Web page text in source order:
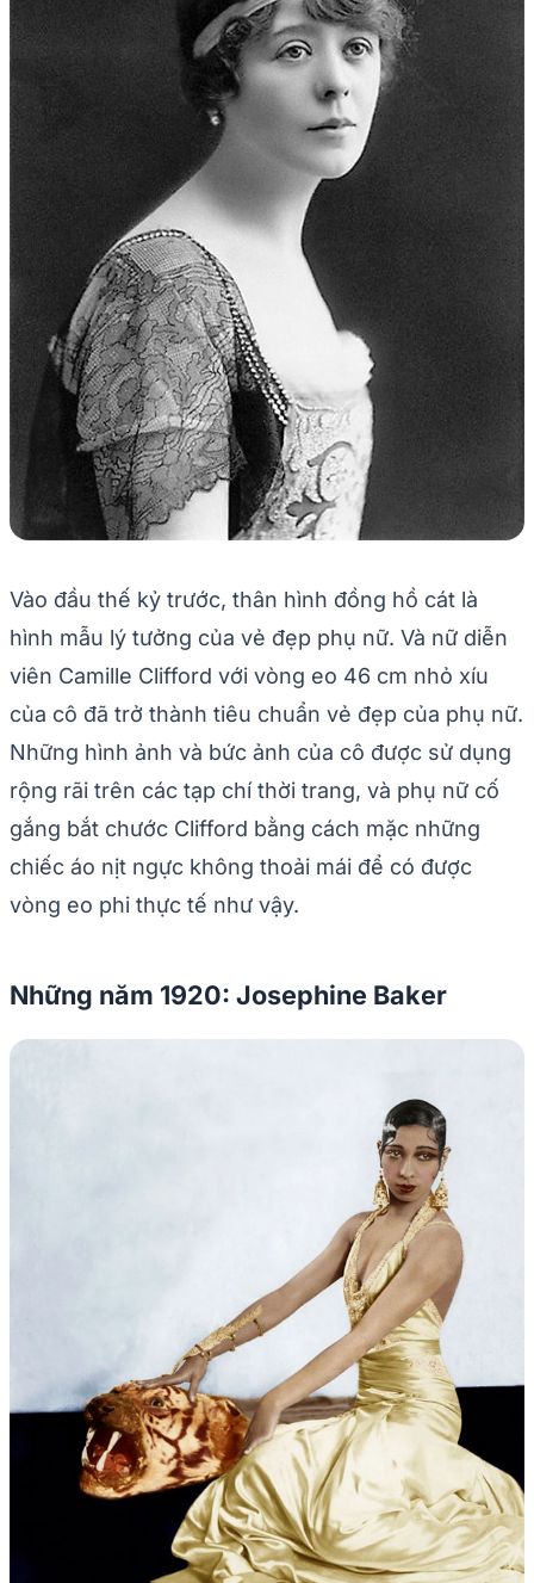
Vào đầu thế kỷ trước, thân hình đồng hồ cát là
hình mẫu lý tưởng của vẻ đẹp phụ nữ. Và nữ diễn
viên Camille Clifford với vòng eo 46 cm nhỏ xíu
của cô đã trở thành tiêu chuẩn vẻ đẹp của phụ nữ.
Những hình ảnh và bức ảnh của cô được sử dụng
rộng rãi trên các tạp chí thời trang, và phụ nữ cố
gắng bắt chước Clifford bằng cách mặc những
chiếc áo nịt ngực không thoải mái để có được
vòng eo phi thực tế như vậy.
Những năm 1920: Josephine Baker